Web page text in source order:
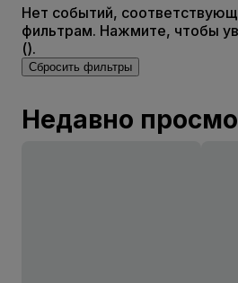
Нет событий,
фильтрам. Нажмите, чтобы
().
Сбросить фильтры
Недавно